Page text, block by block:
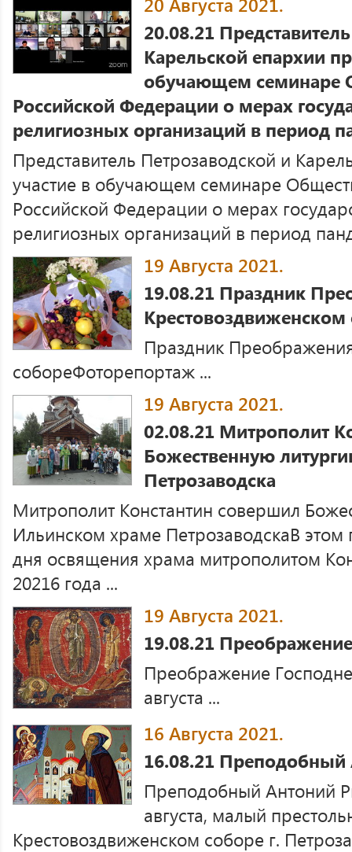
20.08.21
Карельской епархии
обучающем семинаре
Российской Федерации о мерах
религиозных организаций в период
Представитель Петрозаводской и
участие в обучающем семинаре
Российской Федерации о мерах
религиозных организаций в период
19 Августа 2021.
19.08.21 Праздник
Крестовоздвиженском
Праздник
собореФоторепортаж ...
19 Августа 2021.
02.08.21 Митрополит
Божественную
Петрозаводска
Митрополит Константин совершил
Ильинском храме ПетрозаводскаВ этом
дня освящения храма митрополитом
20216 года ...
19 Августа 2021.
19.08.21
Преображение
августа ...
16 Августа 2021.
16.08.21
Преподобный Антоний
августа, малый
Крестовоздвиженском соборе г.